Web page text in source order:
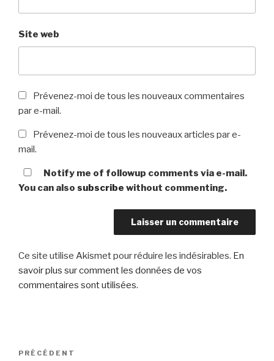
Site web
Prévenez-moi de tous les nouveaux commentaires
par e-mail.
Prévenez-moi de tous les nouveaux articles par e-
mail.
Notify me of followup comments via e-mail.
You can also subscribe without commenting.
Ce site utilise Akismet pour réduire les indésirables. En
savoir plus sur comment les données de vos
commentaires sont utilisées.
Navigation
Article
PRÉCÉDENT